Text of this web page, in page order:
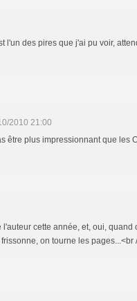
l'un des pires que j'ai pu voir,
2010 21:00
être plus impressionnant que les
l'auteur cette année, et, oui,
on tourne les pages...<br